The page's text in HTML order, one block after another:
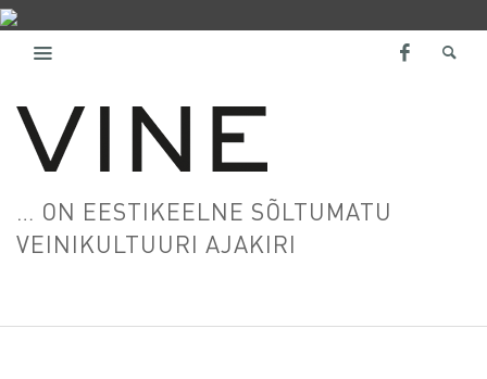
… ON EESTIKEELNE SÕLTUMATU
VEINIKULTUURI AJAKIRI